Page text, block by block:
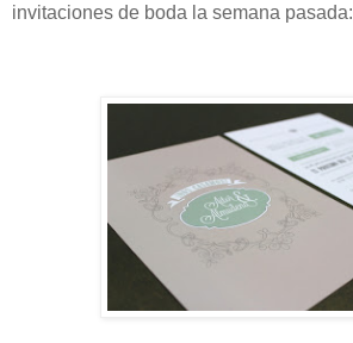
invitaciones de boda la semana pasada: